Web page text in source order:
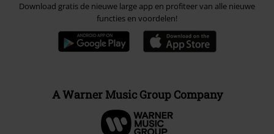
Download gratis de nieuwe large app en profiteer van alle nieuwe
functies en voordelen!
A Warner Music Group Company